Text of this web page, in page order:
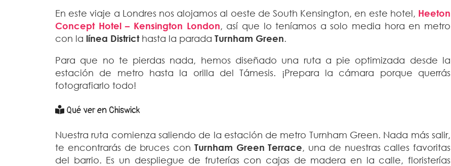
En este viaje a Londres nos alojamos al oeste de South Kensington, en este hotel, Heeton
Concept Hotel – Kensington London, así que lo teníamos a solo media hora en metro
con la línea Districthasta la parada Turnham Green.
Para que no te pierdas nada, hemos diseñado una ruta a pie optimizada desde la
estación de metro hasta la orilla del Támesis. ¡Prepara la cámara porque querrás
fotografiarlo todo!
Qué ver en Chiswick
Nuestra ruta comienza saliendo de la estación de metro Turnham Green. Nada más salir,
te encontrarás de bruces con Turnham Green Terrace, una de nuestras calles favoritas
del barrio. Es un despliegue de fruterías con cajas de madera en la calle, floristerías